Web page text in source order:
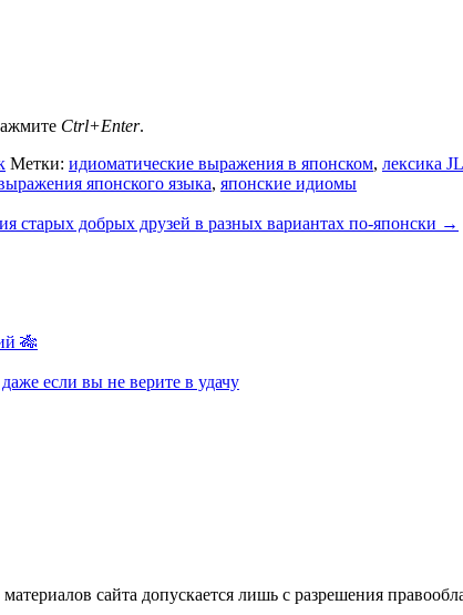
Ctrl+Enter.
Метки: идиоматические выражения в японском, лексика
японского языка, японские идиомы
старых добрых друзей в разных вариантах по-японски →
🎋
если вы не верите в удачу
сайта допускается лишь с разрешения